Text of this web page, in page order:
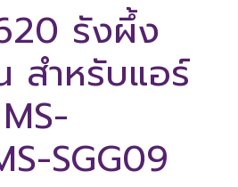
รังผึ้ง
สำหรับแอร์
SGG09